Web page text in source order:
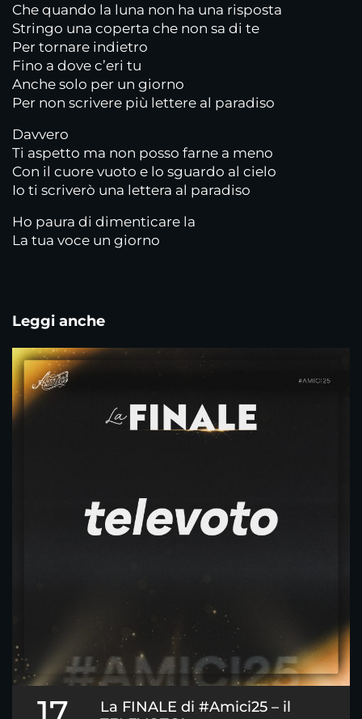
Che quando la luna non ha una risposta
Stringo una coperta che non sa di te
Per tornare indietro
Fino a dove c’eri tu
Anche solo per un giorno
Per non scrivere più lettere al paradiso
Davvero
Ti aspetto ma non posso farne a meno
Con il cuore vuoto e lo sguardo al cielo
Io ti scriverò una lettera al paradiso
Ho paura di dimenticare la
La tua voce un giorno
Leggi anche
La FINALE di #Amici25 – il